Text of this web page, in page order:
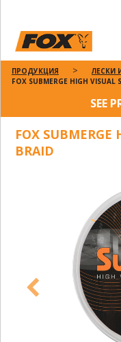
ПРОДУКЦИЯ
ЛЕСКИ
FOX SUBMERGE HIGH VISUAL
SEE
FOX SUBMERGE
BRAID